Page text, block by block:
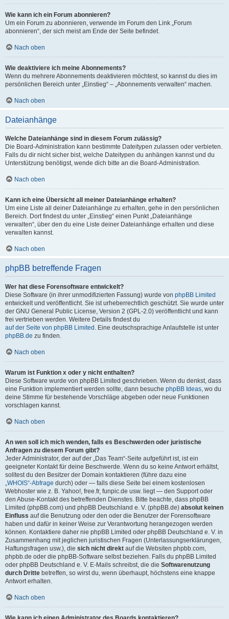
Wie kann ich ein Forum abonnieren?
Um ein Forum zu abonnieren, verwende im Forum den Link „Forum
abonnieren“, der sich meist am Ende der Seite befindet.
Nach oben
Wie deaktiviere ich meine Abonnements?
Wenn du mehrere Abonnements deaktivieren möchtest, so kannst du dies im
persönlichen Bereich unter „Einstieg“ – „Abonnements verwalten“ machen.
Nach oben
Dateianhänge
Welche Dateianhänge sind in diesem Forum zulässig?
Die Board-Administration kann bestimmte Dateitypen zulassen oder verbieten.
Falls du dir nicht sicher bist, welche Dateitypen du anhängen kannst und du
Unterstützung benötigst, wende dich bitte an die Board-Administration.
Nach oben
Kann ich eine Übersicht all meiner Dateianhänge erhalten?
Um eine Liste all deiner Dateianhänge zu erhalten, gehe in den persönlichen
Bereich. Dort findest du unter „Einstieg“ einen Punkt „Dateianhänge
verwalten“, über den du eine Liste deiner Dateianhänge erhalten und diese
verwalten kannst.
Nach oben
phpBB betreffende Fragen
Wer hat diese Forensoftware entwickelt?
Diese Software (in ihrer unmodifizierten Fassung) wurde von phpBB Limited
entwickelt und veröffentlicht. Sie ist urheberrechtlich geschützt. Sie wurde unter
der GNU General Public License, Version 2 (GPL-2.0) veröffentlicht und kann
frei vertrieben werden. Weitere Details findest du
auf der Seite von phpBB Limited . Eine deutschsprachige Anlaufstelle ist unter
phpBB.de zu finden.
Nach oben
Warum ist Funktion x oder y nicht enthalten?
Diese Software wurde von phpBB Limited geschrieben. Wenn du denkst, dass
eine Funktion implementiert werden sollte, dann besuche phpBB Ideas, wo du
deine Stimme für bestehende Vorschläge abgeben oder neue Funktionen
vorschlagen kannst.
Nach oben
An wen soll ich mich wenden, falls es Beschwerden oder juristische
Anfragen zu diesem Forum gibt?
Jeder Administrator, der auf der „Das Team“-Seite aufgeführt ist, ist ein
geeigneter Kontakt für deine Beschwerde. Wenn du so keine Antwort erhältst,
solltest du den Besitzer der Domain kontaktieren (führe dazu eine
„WHOIS“-Abfrage durch) oder — falls diese Seite bei einem kostenlosen
Webhoster wie z. B. Yahoo!, free.fr, funpic.de usw. liegt — den Support oder
den Abuse-Kontakt des betreffenden Dienstes. Bitte beachte, dass phpBB
Limited (phpBB.com) und phpBB Deutschland e. V. (phpBB.de) absolut keinen
Einfluss auf die Benutzung oder den oder die Benutzer der Forensoftware
haben und dafür in keiner Weise zur Verantwortung herangezogen werden
können. Kontaktiere daher nie phpBB Limited oder phpBB Deutschland e. V. in
Zusammenhang mit jeglichen juristischen Fragen (Unterlassungserklärungen,
Haftungsfragen usw.), die sich nicht direkt auf die Websiten phpbb.com,
phpbb.de oder die phpBB-Software selbst beziehen. Falls du phpBB Limited
oder phpBB Deutschland e. V. E-Mails schreibst, die die Softwarenutzung
durch Dritte betreffen, so wirst du, wenn überhaupt, höchstens eine knappe
Antwort erhalten.
Nach oben